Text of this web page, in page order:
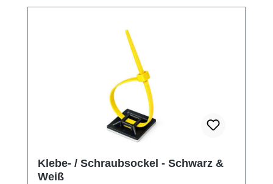
Klebe- / Schraubsockel - Schwarz &
Weiß